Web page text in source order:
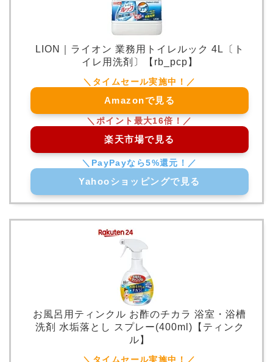
LION｜ライオン 業務用トイレルック 4L〔ト
イレ用洗剤〕【rb_pcp】
Amazonで見る
楽天市場で見る
Yahooショッピングで見る
お風呂用ティンクル お酢のチカラ 浴室・浴槽
洗剤 水垢落とし スプレー(400ml)【ティンク
ル】